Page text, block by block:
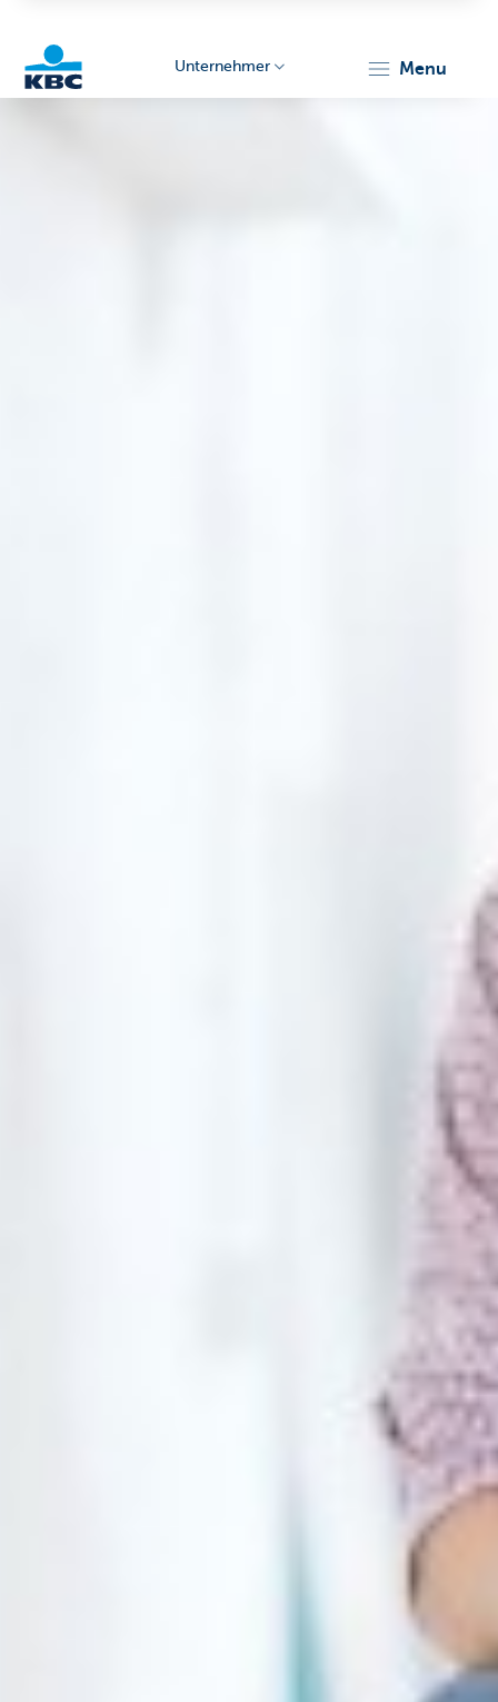
Unternehmer menu